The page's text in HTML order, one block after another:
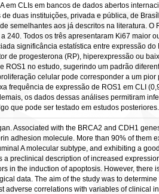
CLIs em bancos de dados abertos
duas instituições, privada e pública, de
semelhantes aos já descritos na literatura. O
Todos os três apresentaram Ki67 maior
significância estatística entre expressão do
de progesterona (RP), hiperexpressão ou
no estudo, sugerindo um padrão
celular pode corresponder a um pior
frequência de expressão de ROS1 em CLI
os dados dessas análises permitiram
que pode ser testado em estudos posteriores.
Associated with the BRCA2 and CDH1
adhesion molecule. More than 90% of them
A molecular subtype, and exhibiting a
preclinical description of increased
in the induction of apoptosis. However, there
data. The aim of the study was to
adverse correlations with variables of clinical